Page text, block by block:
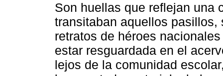
Son huellas que reflejan una
transitaban aquellos
retratos de héroes
estar resguardada en el
lejos de la comunidad